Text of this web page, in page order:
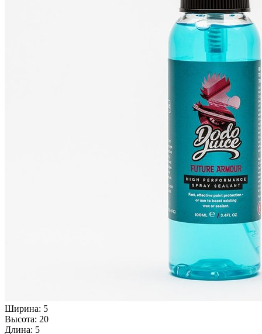
Ширина: 5
Высота: 20
Длина: 5